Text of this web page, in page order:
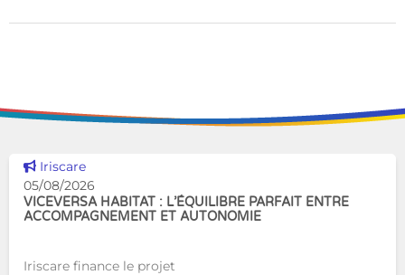
Voir cette news
Iriscare
05/08/2026
VICEVERSA HABITAT : L’ÉQUILIBRE PARFAIT ENTRE
ACCOMPAGNEMENT ET AUTONOMIE
Iriscare finance le projet